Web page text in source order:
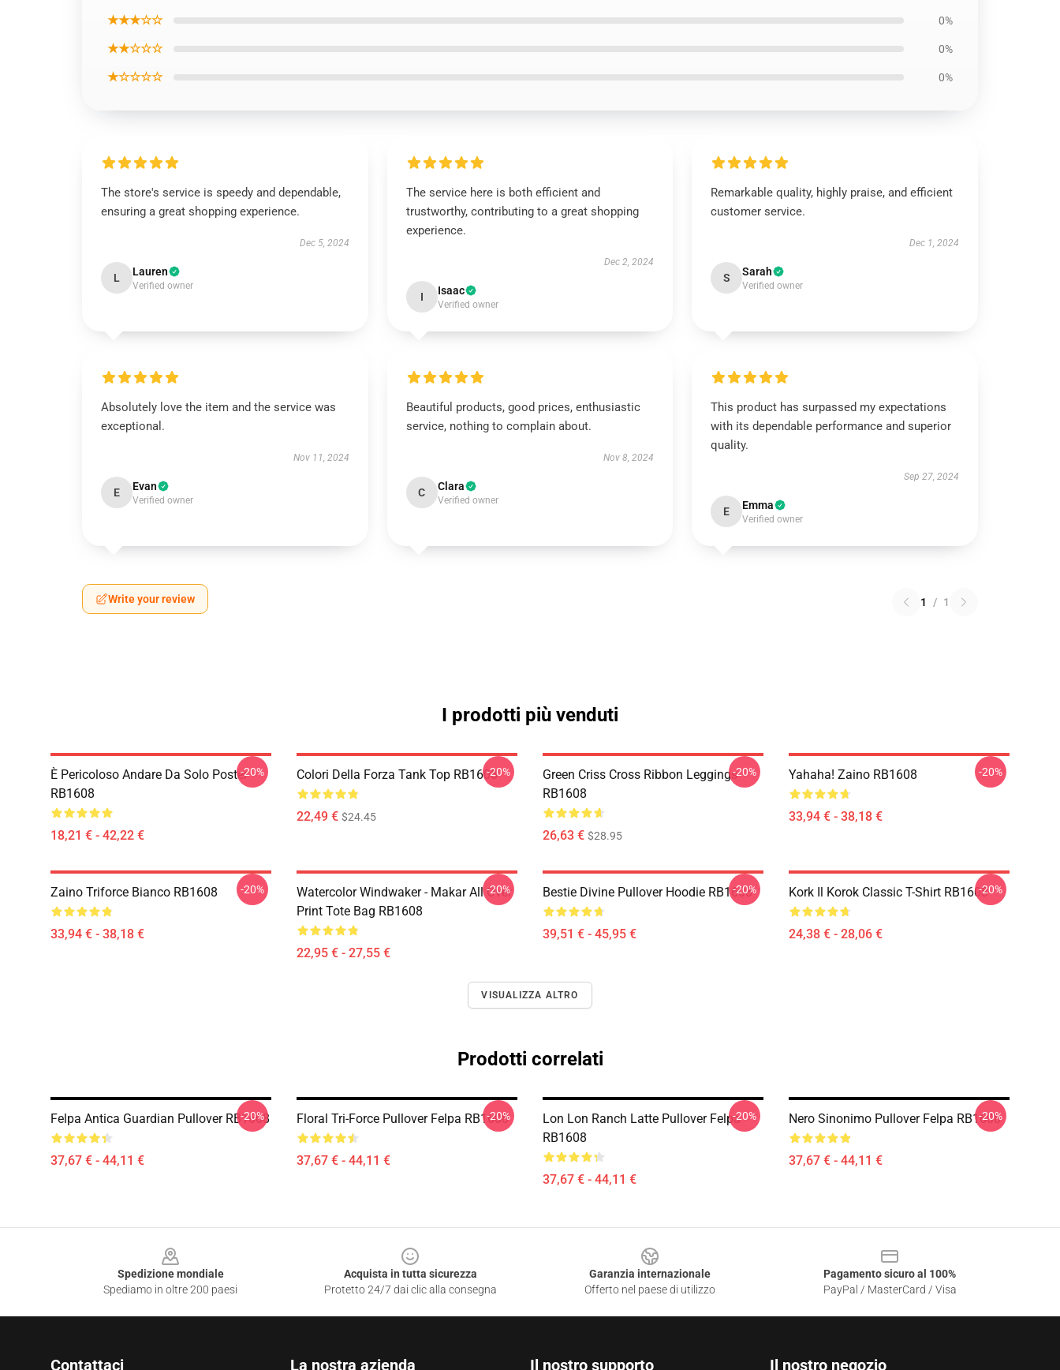
★★★☆☆ 0%
★★☆☆☆ 0%
★☆☆☆☆ 0%
The store's service is speedy and dependable,
ensuring a great shopping experience.
Dec 5, 2024
L Lauren
Verified owner
The service here is both efficient and
trustworthy, contributing to a great shopping
experience.
Dec 2, 2024
I Isaac
Verified owner
Remarkable quality, highly praise, and efficient
customer service.
Dec 1, 2024
S Sarah
Verified owner
Absolutely love the item and the service was
exceptional.
Nov 11, 2024
E Evan
Verified owner
Beautiful products, good prices, enthusiastic
service, nothing to complain about.
Nov 8, 2024
C Clara
Verified owner
This product has surpassed my expectations
with its dependable performance and superior
quality.
Sep 27, 2024
E Emma
Verified owner
Write your review 1 / 1
I prodotti più venduti
È Pericoloso Andare Da Solo Poster
RB1608
18,21 € - 42,22 €
-20% Colori Della Forza Tank Top RB1608
22,49 € $24.45
-20%
Green Criss Cross Ribbon Leggings
RB1608
26,63 € $28.95
-20% Yahaha! Zaino RB1608
33,94 € - 38,18 €
-20%
Zaino Triforce Bianco RB1608
33,94 € - 38,18 €
-20%
Watercolor Windwaker - Makar All Over
Print Tote Bag RB1608
22,95 € - 27,55 €
-20% Bestie Divine Pullover Hoodie RB1608
39,51 € - 45,95 €
-20% Kork Il Korok Classic T-Shirt RB1608
24,38 € - 28,06 €
-20%
VISUALIZZA ALTRO
Prodotti correlati
Felpa Antica Guardian Pullover RB1608
37,67 € - 44,11 €
-20% Floral Tri-Force Pullover Felpa RB1608
37,67 € - 44,11 €
-20%
Lon Lon Ranch Latte Pullover Felpa
RB1608
37,67 € - 44,11 €
-20% Nero Sinonimo Pullover Felpa RB1608
37,67 € - 44,11 €
-20%
Spedizione mondiale
Spediamo in oltre 200 paesi
Acquista in tutta sicurezza
Protetto 24/7 dai clic alla consegna
Garanzia internazionale
Offerto nel paese di utilizzo
Pagamento sicuro al 100%
PayPal / MasterCard / Visa
Contattaci La nostra azienda Il nostro supporto Il nostro negozio